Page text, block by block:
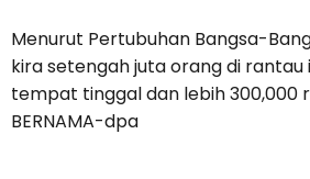
Menurut Pertubuhan Bangsa-
kira setengah juta orang di rantau
tempat tinggal dan lebih 300,000
BERNAMA-dpa